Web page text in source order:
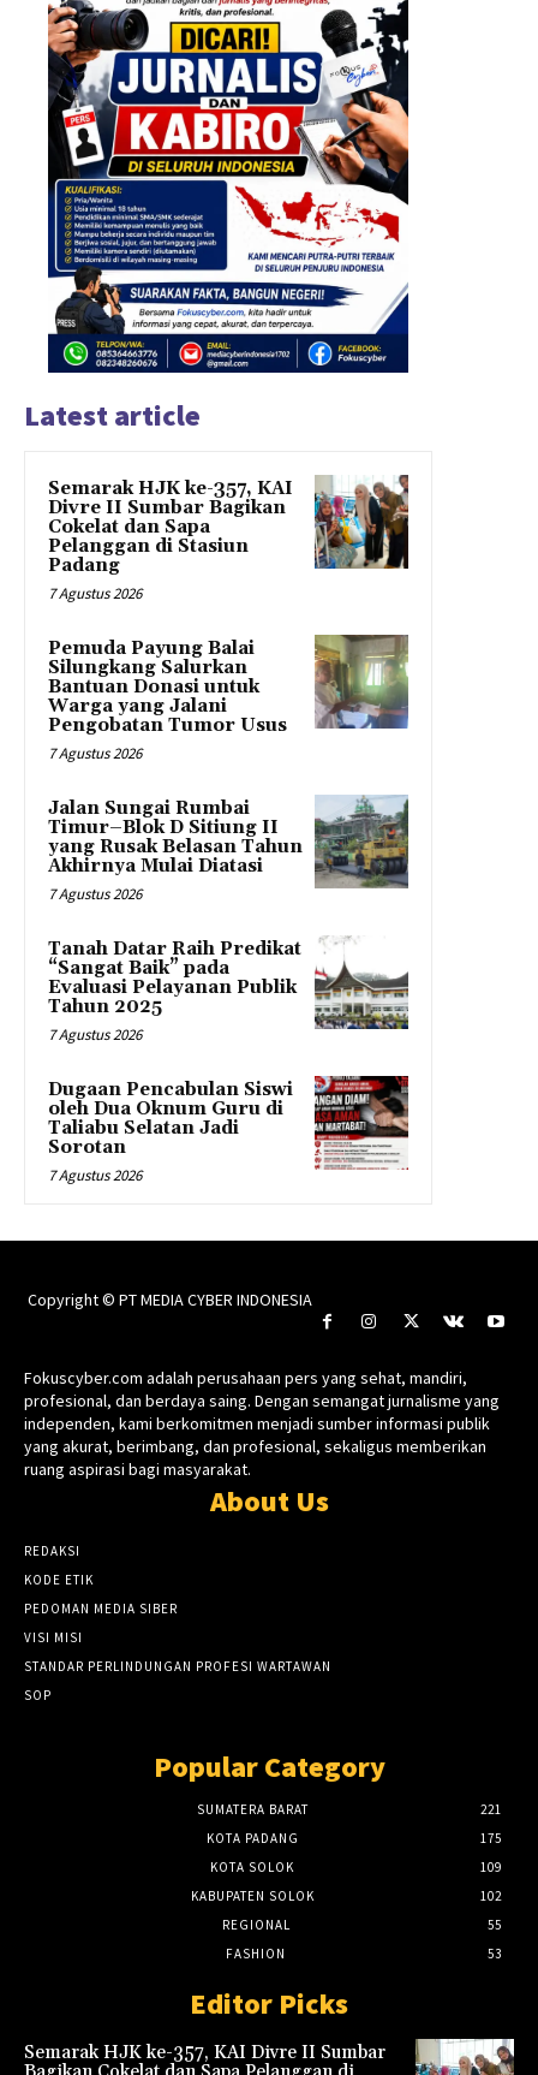
Latest article
Semarak HJK ke-357, KAI
Divre II Sumbar Bagikan
Cokelat dan Sapa
Pelanggan di Stasiun
Padang
7 Agustus 2026
Pemuda Payung Balai
Silungkang Salurkan
Bantuan Donasi untuk
Warga yang Jalani
Pengobatan Tumor Usus
7 Agustus 2026
Jalan Sungai Rumbai
Timur–Blok D Sitiung II
yang Rusak Belasan Tahun
Akhirnya Mulai Diatasi
7 Agustus 2026
Tanah Datar Raih Predikat
“Sangat Baik” pada
Evaluasi Pelayanan Publik
Tahun 2025
7 Agustus 2026
Dugaan Pencabulan Siswi
oleh Dua Oknum Guru di
Taliabu Selatan Jadi
Sorotan
7 Agustus 2026
Copyright © PT MEDIA CYBER INDONESIA
Fokuscyber.com adalah perusahaan pers yang sehat, mandiri,
profesional, dan berdaya saing. Dengan semangat jurnalisme yang
independen, kami berkomitmen menjadi sumber informasi publik
yang akurat, berimbang, dan profesional, sekaligus memberikan
ruang aspirasi bagi masyarakat.
About Us
REDAKSI
KODE ETIK
PEDOMAN MEDIA SIBER
VISI MISI
STANDAR PERLINDUNGAN PROFESI WARTAWAN
SOP
Popular Category
SUMATERA BARAT
221
KOTA PADANG
175
KOTA SOLOK
109
KABUPATEN SOLOK
102
REGIONAL
55
FASHION
53
Editor Picks
Semarak HJK ke-357, KAI Divre II Sumbar